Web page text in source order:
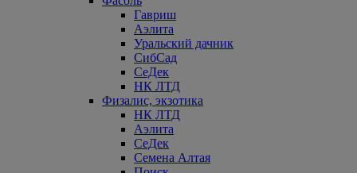
Гавриш
Аэлита
Уральский дачник
СибСад
СеДек
НК ЛТД
Физалис, экзотика
НК ЛТД
Аэлита
СеДек
Семена Алтая